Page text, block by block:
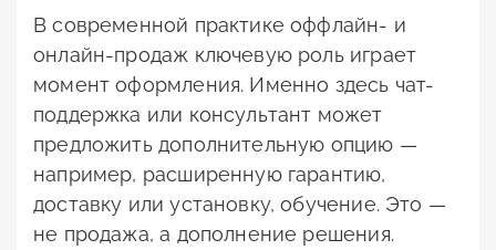
В современной практике оффлайн- и
онлайн-продаж ключевую роль играет
момент оформления. Именно здесь чат-
поддержка или консультант может
предложить дополнительную опцию —
например, расширенную гарантию,
доставку или установку, обучение. Это —
не продажа, а дополнение решения.